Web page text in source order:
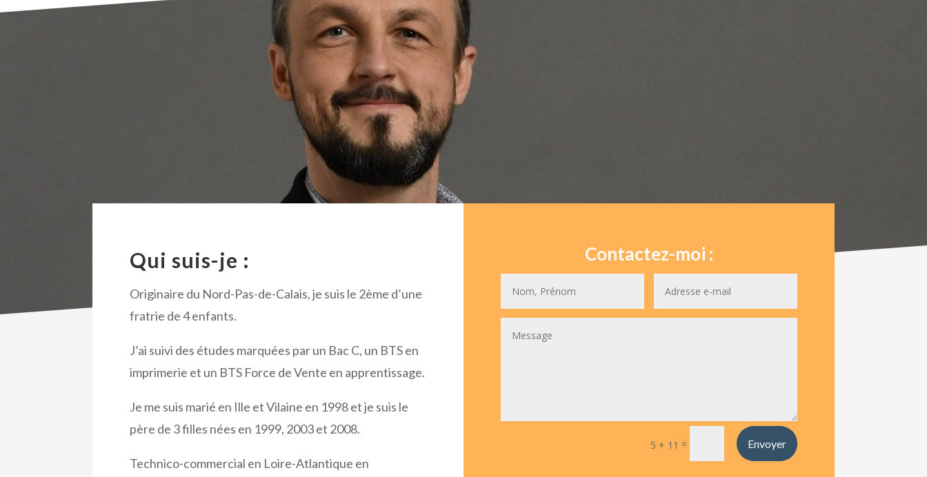
Qui suis-je :
Originaire du Nord-Pas-de-Calais, je suis le 2ème d’une
fratrie de 4 enfants.
J’ai suivi des études marquées par un Bac C, un BTS en
imprimerie et un BTS Force de Vente en apprentissage.
Je me suis marié en Ille et Vilaine en 1998 et je suis le
père de 3 filles nées en 1999, 2003 et 2008.
Technico-commercial en Loire-Atlantique en
Contactez-moi :
5 + 11 = Envoyer